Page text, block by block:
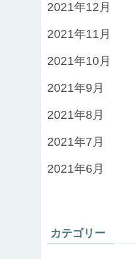
2021年12月
2021年11月
2021年10月
2021年9月
2021年8月
2021年7月
2021年6月
カテゴリー